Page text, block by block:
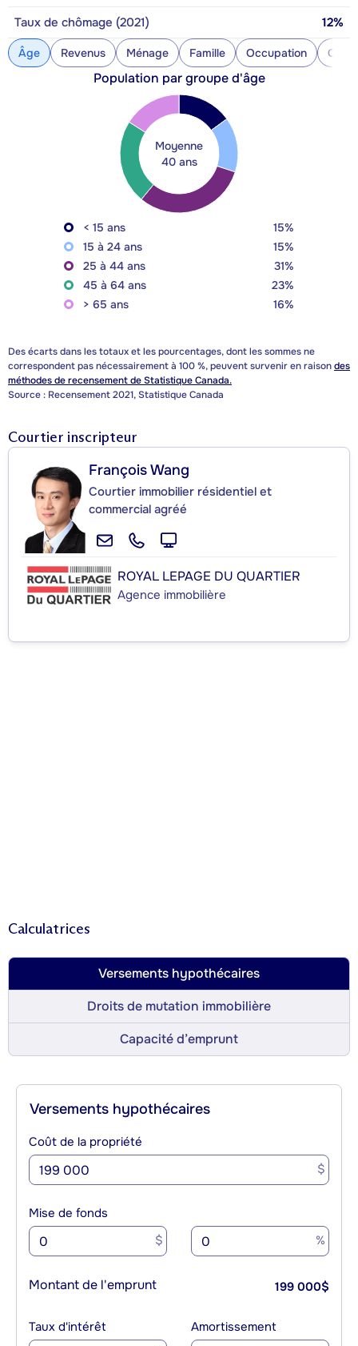
Taux de chômage (2021) 12%
Âge Revenus Ménage Famille Occupation
Population par groupe d'âge
Moyenne
40 ans
< 15 ans
15%
15 à 24 ans
15%
25 à 44 ans
31%
45 à 64 ans
23%
> 65 ans
16%
Des écarts dans les totaux et les pourcentages, dont les sommes ne
correspondent pas nécessairement à 100 %, peuvent survenir en raisondes
méthodes de recensement de Statistique Canada.
Source : Recensement 2021, Statistique Canada
Courtier inscripteur
François Wang
Courtier immobilier résidentiel et
commercial agréé
ROYAL LEPAGE DU QUARTIER
Agence immobilière
Calculatrices
Versements hypothécaires
Droits de mutation immobilière
Capacité d’emprunt
Versements hypothécaires
Coût de la propriété
$
Mise de fonds
$ %
Montant de l'emprunt 199 000$
Taux d'intérêt Amortissement